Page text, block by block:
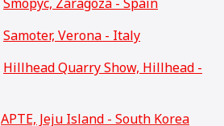
Samoter, Verona - Italy
Hillhead Quarry Show, Hillhead -
APTE, Jeju Island - South Korea